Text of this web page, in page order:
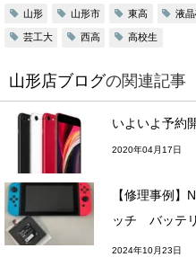
山形 山形市 東高 液
芸工大 西高 高校生
山形店ブログの関連記事
いよいよ予約
2020年04月17日
【修理事例
ッチ バッテ
店へ
2024年10月23日